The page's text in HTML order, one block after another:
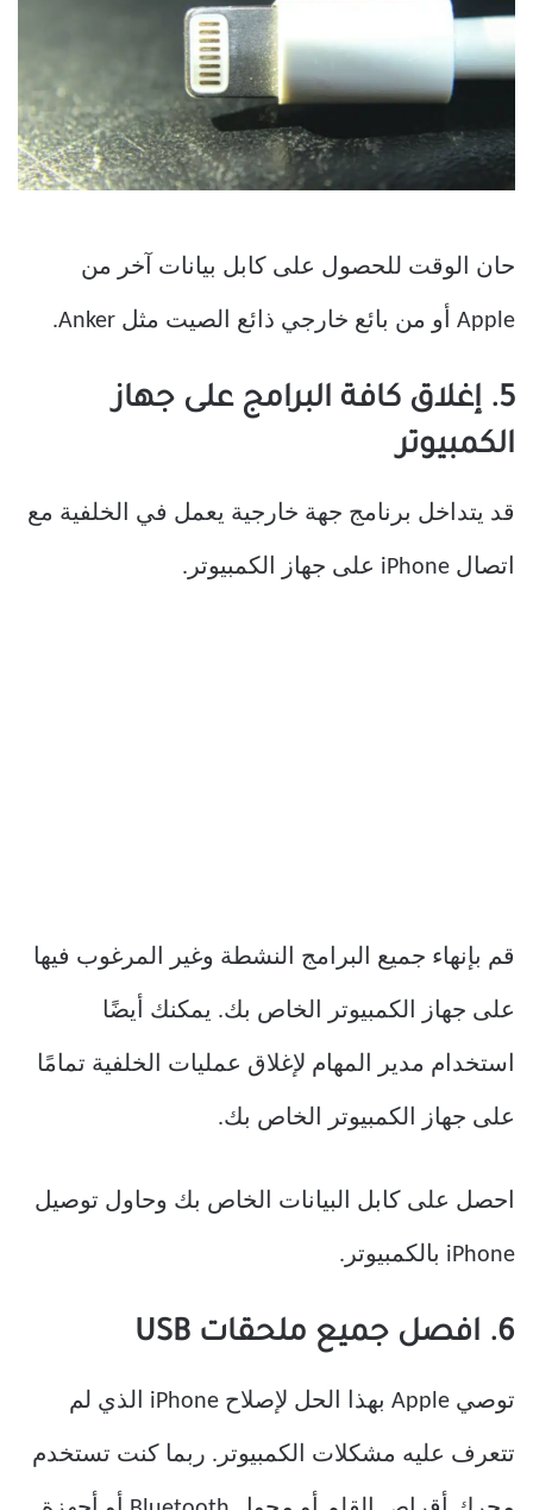
حان الوقت للحصول على كابل بيانات آخر من
Apple أو من بائع خارجي ذائع الصيت مثل Anker.
5. إغلاق كافة البرامج على جهاز
الكمبيوتر
قد يتداخل برنامج جهة خارجية يعمل في الخلفية مع
اتصال iPhone على جهاز الكمبيوتر.
قم بإنهاء جميع البرامج النشطة وغير المرغوب فيها
على جهاز الكمبيوتر الخاص بك. يمكنك أيضًا
استخدام مدير المهام لإغلاق عمليات الخلفية تمامًا
على جهاز الكمبيوتر الخاص بك.
احصل على كابل البيانات الخاص بك وحاول توصيل
iPhone بالكمبيوتر.
6. افصل جميع ملحقات USB
توصي Apple بهذا الحل لإصلاح iPhone الذي لم
تتعرف عليه مشكلات الكمبيوتر. ربما كنت تستخدم